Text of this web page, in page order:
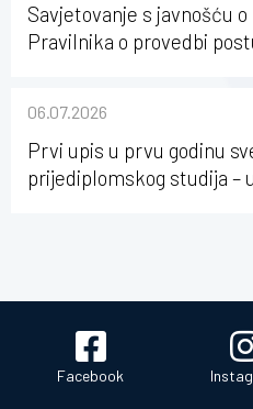
Savjetovanje s javnošću
Pravilnika o provedbi
Osijeku
06.07.2026
Prvi upis u prvu godinu
prijediplomskog studija –
Facebook